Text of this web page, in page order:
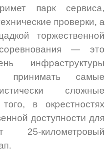
парк сервиса,
проверки, а
торжественной
— это
инфраструктуры
принимать самые
сложные
в окрестностях
доступности для
25-километровый